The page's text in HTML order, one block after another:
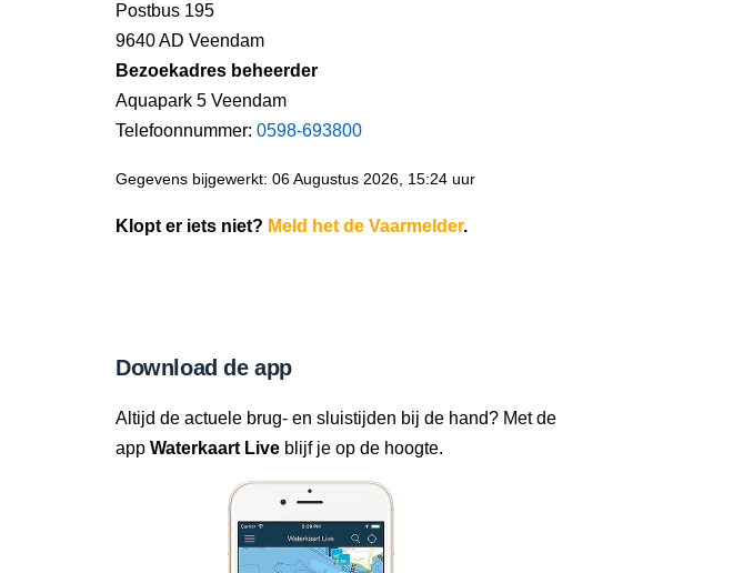
Postbus 195
9640 AD Veendam
Bezoekadres beheerder
Aquapark 5 Veendam
Telefoonnummer: 0598-693800
Gegevens bijgewerkt: 06 Augustus 2026, 15:24 uur
Klopt er iets niet? Meld het de Vaarmelder.
Download de app
Altijd de actuele brug- en sluistijden bij de hand? Met de
app Waterkaart Live blijf je op de hoogte.